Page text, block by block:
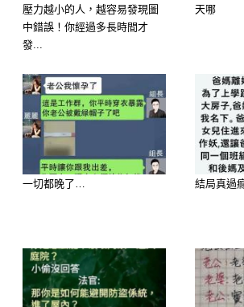
.
壓力越小的人，越容易發現圖
中錯誤！你經過多長時間才
發...
天哪
一切都晚了… 結局真過